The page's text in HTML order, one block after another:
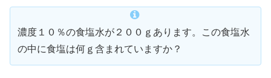
濃度１０％の食塩水が２００ｇあります。この食塩水
の中に食塩は何ｇ含まれていますか？